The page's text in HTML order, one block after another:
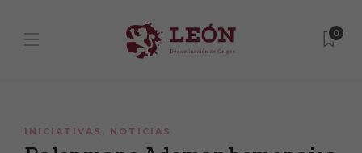
0
INICIATIVAS , NOTICIAS